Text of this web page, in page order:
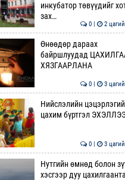
инкубатор төвүүдийг
зах…
0 | 2
Өнөөдөр дараах
байршлуудад
ХЯЗГААРЛАНА
0 | 3
Нийслэлийн
цахим бүртгэл
0 | 3
Нутгийн өмнөд болон
хэсгээр дуу